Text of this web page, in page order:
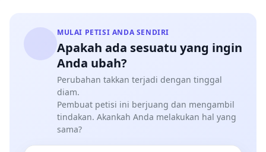
MULAI PETISI ANDA SENDIRI
Apakah ada sesuatu yang ingin
Anda ubah?
Perubahan takkan terjadi dengan tinggal
diam.
Pembuat petisi ini berjuang dan mengambil
tindakan. Akankah Anda melakukan hal yang
sama?